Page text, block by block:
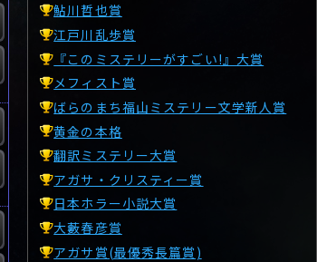
鮎川哲也賞
江戸川乱歩賞
『このミステリーがすごい!』大賞
メフィスト賞
ばらのまち福山ミステリー文学新人賞
黄金の本格
翻訳ミステリー大賞
アガサ・クリスティー賞
日本ホラー小説大賞
大藪春彦賞
アガサ賞(最優秀長篇賞)